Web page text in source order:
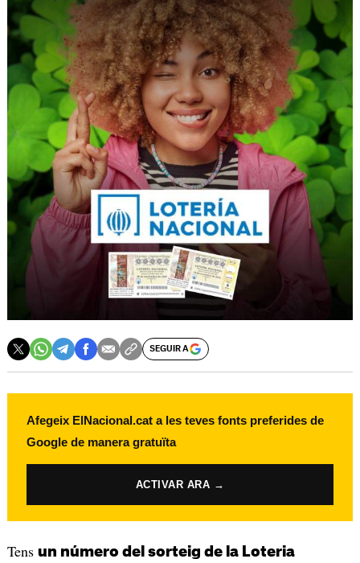
SEGUIR A
Afegeix ElNacional.cat a les teves fonts preferides de
Google de manera gratuïta
ACTIVAR ARA →
Tens un número del sorteig de la Loteria